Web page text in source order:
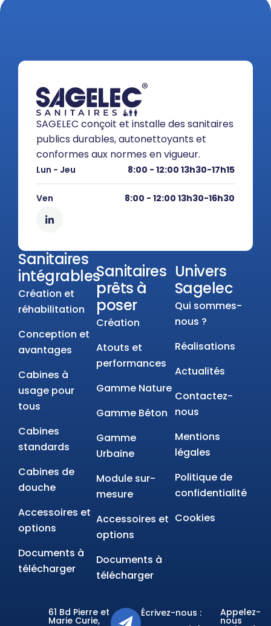
SAGELEC conçoit et installe des sanitaires
publics durables, autonettoyants et
conformes aux normes en vigueur.
Lun - Jeu 8:00 - 12:00 13h30-17h15
Ven 8:00 - 12:00 13h30-16h30
Sanitaires
intégrables
Création et
réhabilitation
Conception et
avantages
Cabines à
usage pour
tous
Cabines
standards
Cabines de
douche
Accessoires et
options
Documents à
télécharger
Sanitaires
prêts à
poser
Création
Atouts et
performances
Gamme Nature
Gamme Béton
Gamme
Urbaine
Module sur-
mesure
Accessoires et
options
Documents à
télécharger
Univers
Sagelec
Qui sommes-
nous ?
Réalisations
Actualités
Contactez-
nous
Mentions
légales
Politique de
confidentialité
Cookies
61 Bd Pierre et
Marie Curie,
Écrivez-nous : Appelez-
nous